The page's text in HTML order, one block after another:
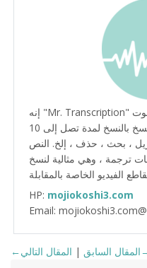
إنه "Mr. Transcription" الذي يمكنه بسهولة النسخ من الصوت
والفيديو والصور. يسمح لك النسخ بالنسخ لمدة تصل إلى 10
، بحث ، حذف ، إلخ. النص
ترجمة ، وهي مثالية لنسخ
HP: mojiokoshi3.com
Email:
←المقال السابق |